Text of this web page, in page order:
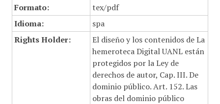
Formato:
tex/pdf
Idioma:
spa
Rights Holder:
El diseño y los contenidos de La
hemeroteca Digital UANL están
protegidos por la Ley de
derechos de autor, Cap. III. De
dominio público. Art. 152. Las
obras del dominio público